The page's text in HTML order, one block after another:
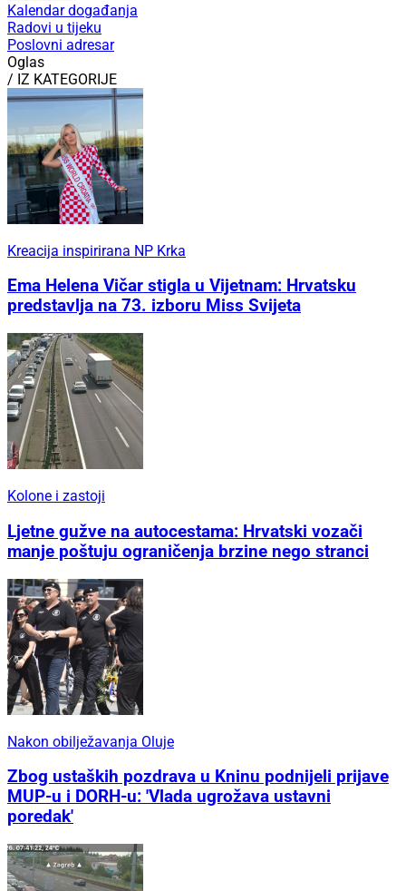
Kalendar događanja
Radovi u tijeku
Poslovni adresar
Oglas
/ IZ KATEGORIJE
Kreacija inspirirana NP Krka
Ema Helena Vičar stigla u Vijetnam: Hrvatsku
predstavlja na 73. izboru Miss Svijeta
Kolone i zastoji
Ljetne gužve na autocestama: Hrvatski vozači
manje poštuju ograničenja brzine nego stranci
Nakon obilježavanja Oluje
Zbog ustaških pozdrava u Kninu podnijeli prijave
MUP-u i DORH-u: 'Vlada ugrožava ustavni
poredak'